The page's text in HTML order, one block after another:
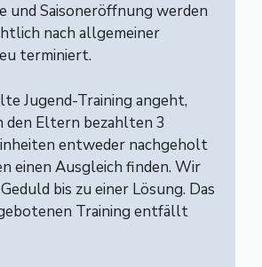
und Saisoneröffnung werden
nach allgemeiner
terminiert.
Jugend-Training angeht,
den Eltern bezahlten 3
entweder nachgeholt
einen Ausgleich finden. Wir
bis zu einer Lösung. Das
Training entfällt